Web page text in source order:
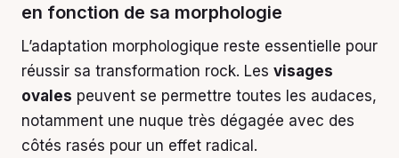
en fonction de sa morphologie
L’adaptation morphologique reste essentielle pour
réussir sa transformation rock. Les visages
ovales peuvent se permettre toutes les audaces,
notamment une nuque très dégagée avec des
côtés rasés pour un effet radical.